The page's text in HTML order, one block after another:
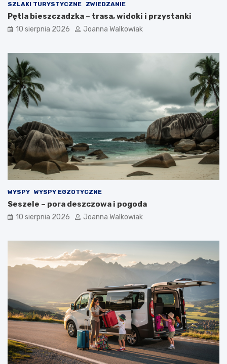
SZLAKI TURYSTYCZNE ZWIEDZANIE
Pętla bieszczadzka – trasa, widoki i przystanki
10 sierpnia 2026 Joanna Walkowiak
WYSPY WYSPY EGZOTYCZNE
Seszele – pora deszczowa i pogoda
10 sierpnia 2026 Joanna Walkowiak